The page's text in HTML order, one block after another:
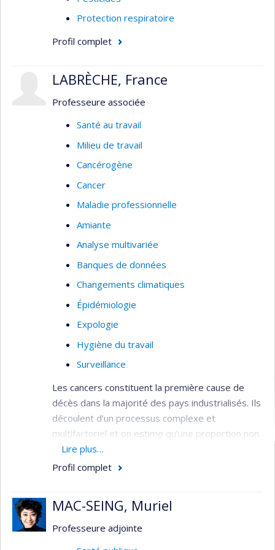
Protection respiratoire
Profil complet
LABRÈCHE, France
Professeure associée
Santé au travail
Milieu de travail
Cancérogène
Cancer
Maladie professionnelle
Amiante
Analyse multivariée
Banques de données
Changements climatiques
Épidémiologie
Expologie
Hygiène du travail
Surveillance
Les cancers constituent la première cause de
décès dans la majorité des pays industrialisés. Ils
découlent d’un processus complexe et
multifactoriel et on estime qu’une proportion non
négligeable d’entre eux pourrait être reliée à des
expositions environnementales associées au
professionnelles associées au cancer du sein et
sur les risques découlant d’expositions
Lire plus…
Profil complet
MAC-SEING, Muriel
Professeure adjointe